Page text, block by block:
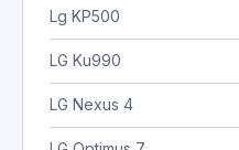
Lg KP500
LG Ku990
LG Nexus 4